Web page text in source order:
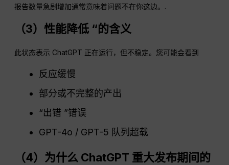
报告数量急剧增加通常意味着问题不在你这边。.
（3）性能降低 “的含义
此状态表示 ChatGPT 正在运行，但不稳定。您可能会看到
反应缓慢
部分或不完整的产出
“出错 ”错误
GPT-4o / GPT-5 队列超载
（4）为什么 ChatGPT 重大发布期间的